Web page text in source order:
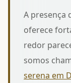
A presença
oferece
redor
somos
serena em